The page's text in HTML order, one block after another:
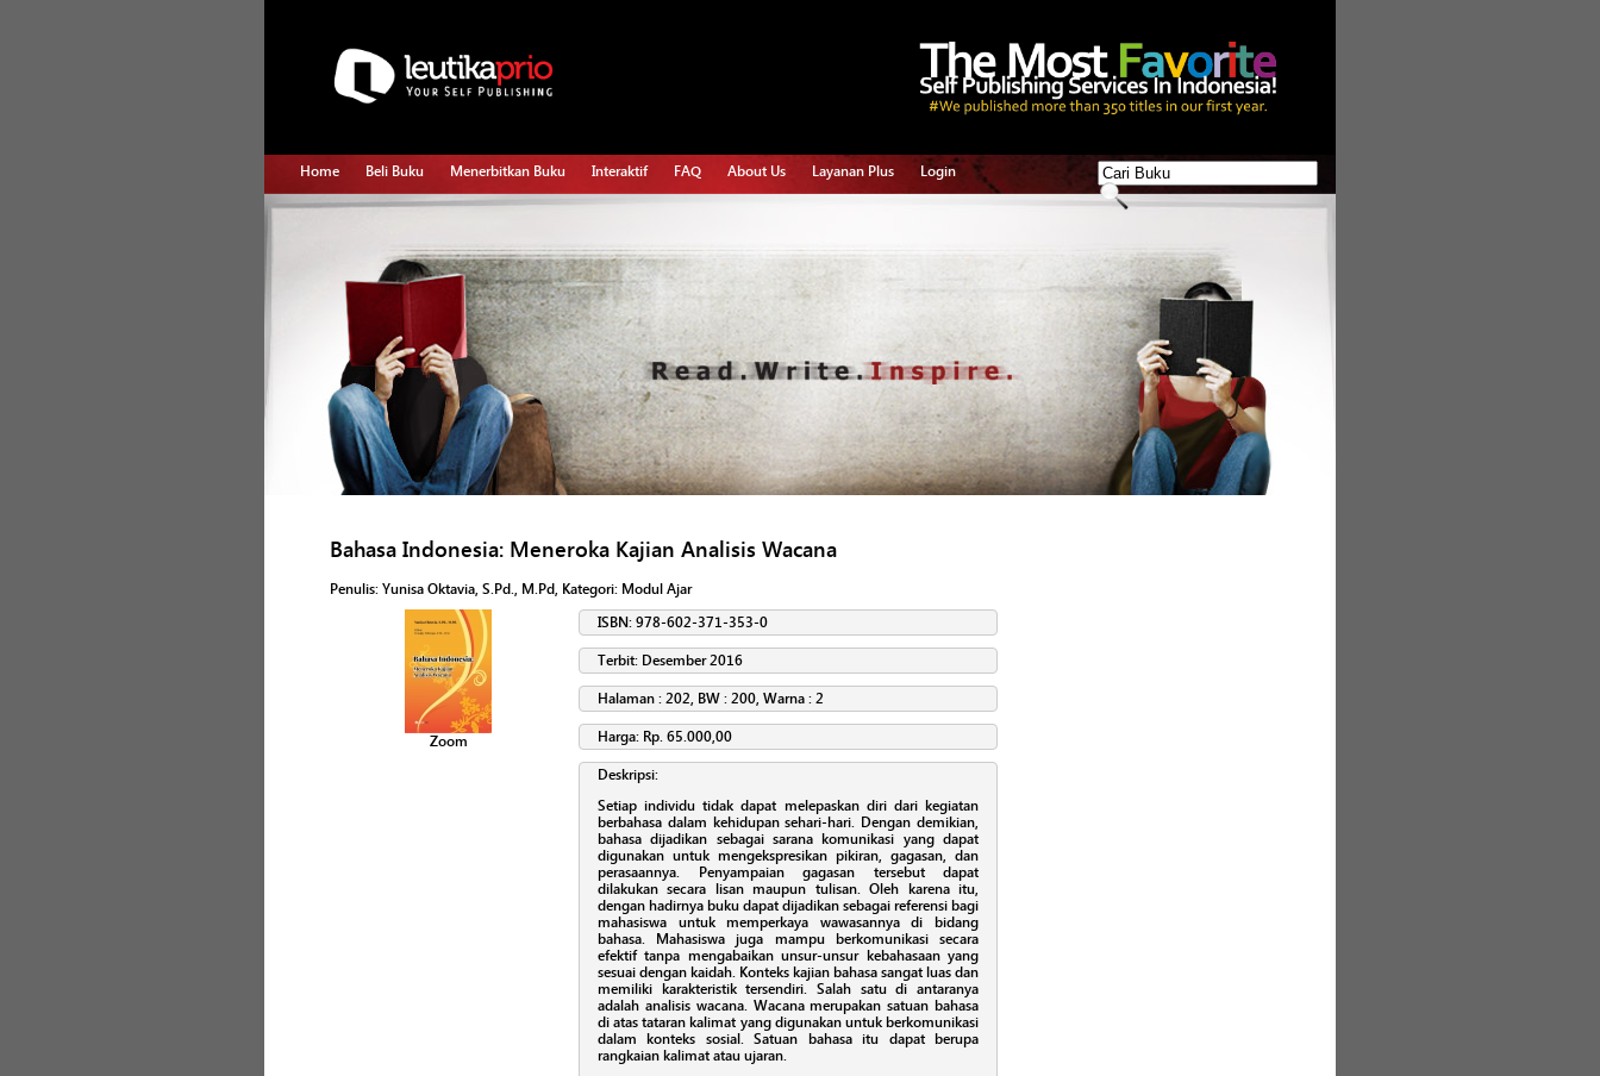
Home Beli Buku Menerbitkan Buku Interaktif FAQ About Us Layanan Plus Login
Bahasa Indonesia: Meneroka Kajian Analisis Wacana
Penulis: Yunisa Oktavia, S.Pd., M.Pd, Kategori: Modul Ajar
Zoom
ISBN: 978-602-371-353-0
Terbit: Desember 2016
Halaman : 202, BW : 200, Warna : 2
Harga: Rp. 65.000,00
Deskripsi:
Setiap individu tidak dapat melepaskan diri dari kegiatan
berbahasa dalam kehidupan sehari-hari. Dengan demikian,
bahasa dijadikan sebagai sarana komunikasi yang dapat
digunakan untuk mengekspresikan pikiran, gagasan, dan
perasaannya. Penyampaian gagasan tersebut dapat
dilakukan secara lisan maupun tulisan. Oleh karena itu,
dengan hadirnya buku dapat dijadikan sebagai referensi bagi
mahasiswa untuk memperkaya wawasannya di bidang
bahasa. Mahasiswa juga mampu berkomunikasi secara
efektif tanpa mengabaikan unsur-unsur kebahasaan yang
sesuai dengan kaidah. Konteks kajian bahasa sangat luas dan
memiliki karakteristik tersendiri. Salah satu di antaranya
adalah analisis wacana. Wacana merupakan satuan bahasa
di atas tataran kalimat yang digunakan untuk berkomunikasi
dalam konteks sosial. Satuan bahasa itu dapat berupa
rangkaian kalimat atau ujaran.